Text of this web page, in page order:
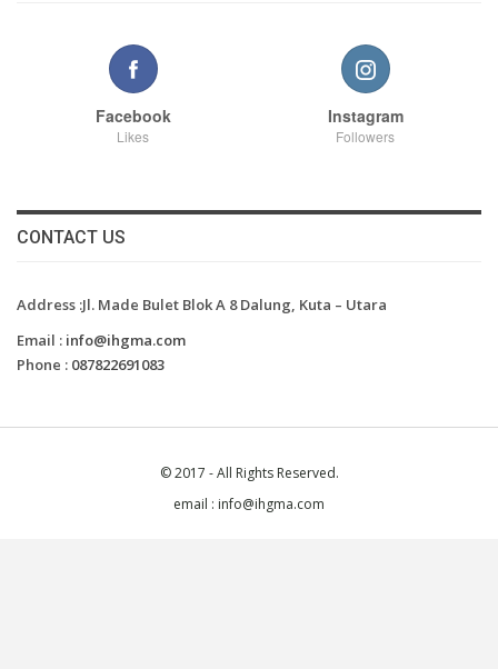
Facebook
Likes
Instagram
Followers
CONTACT US
Address :Jl. Made Bulet Blok A 8 Dalung, Kuta – Utara
Email : info@ihgma.com
Phone : 087822691083
© 2017 - All Rights Reserved.
email : info@ihgma.com